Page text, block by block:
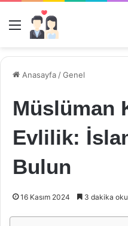
Menü
Anasayfa /Genel
Müslüman
Evlilik:
Bulun
16 Kasım 2024 3 dakika